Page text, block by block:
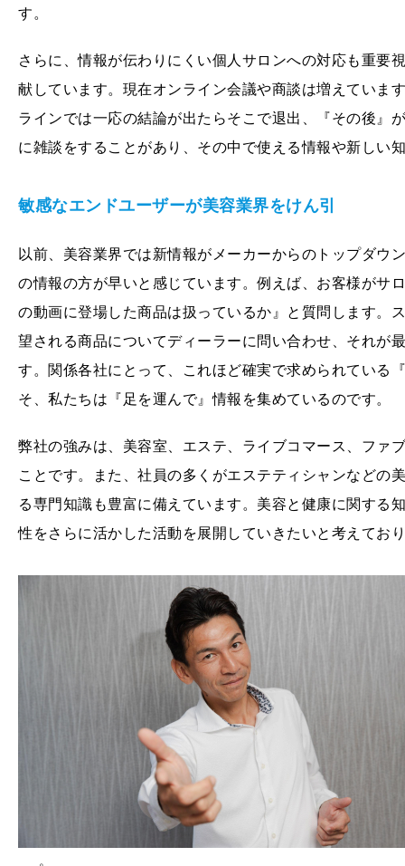
す。
さらに、情報が伝わりにくい個人サロンへの対応も重要
献しています。現在オンライン会議や商談は増えていま
ラインでは一応の結論が出たらそこで退出、『その後』
に雑談をすることがあり、その中で使える情報や新しい
敏感なエンドユーザーが美容業界をけん引
以前、美容業界では新情報がメーカーからのトップダウ
の情報の方が早いと感じています。例えば、お客様がサ
の動画に登場した商品は扱っているか』と質問します。
望される商品についてディーラーに問い合わせ、それが
す。関係各社にとって、これほど確実で求められている
そ、私たちは『足を運んで』情報を集めているのです。
弊社の強みは、美容室、エステ、ライブコマース、ファ
ことです。また、社員の多くがエステティシャンなどの
る専門知識も豊富に備えています。美容と健康に関する
性をさらに活かした活動を展開していきたいと考えてお